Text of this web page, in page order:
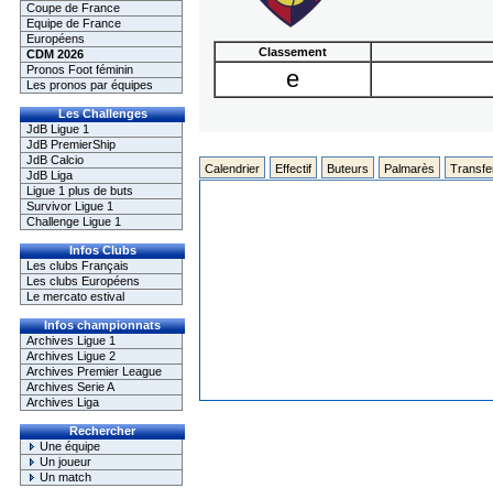
Coupe de France
Equipe de France
Européens
CDM 2026
Pronos Foot féminin
Les pronos par équipes
Les Challenges
JdB Ligue 1
JdB PremierShip
JdB Calcio
JdB Liga
Ligue 1 plus de buts
Survivor Ligue 1
Challenge Ligue 1
Infos Clubs
Les clubs Français
Les clubs Européens
Le mercato estival
Infos championnats
Archives Ligue 1
Archives Ligue 2
Archives Premier League
Archives Serie A
Archives Liga
Rechercher
Une équipe
Un joueur
Un match
Classement
e
Calendrier Effectif Buteurs Palmarès